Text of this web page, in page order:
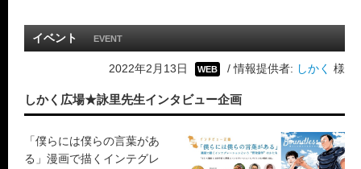
イベント EVENT
2022年2月13日 WEB / 情報提供者: しかく 様
しかく広場★詠里先生インタビュー企画
「僕らには僕らの言葉があ
る」漫画で描くインテグレ